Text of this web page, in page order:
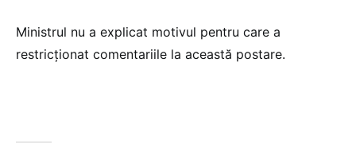
Ministrul nu a explicat motivul pentru care a
restricționat comentariile la această postare.